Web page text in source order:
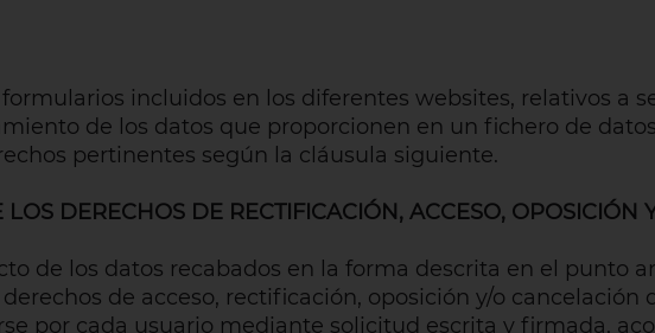
incluidos en los diferentes websites, relativos a
de los datos que proporcionen en un fichero de
pertinentes según la cláusula siguiente.
DERECHOS DE RECTIFICACIÓN, ACCESO, OPOSICIÓN
de los datos recabados en la forma descrita en el punto
de acceso, rectificación, oposición y/o cancelación
por cada usuario mediante solicitud escrita y firmada,